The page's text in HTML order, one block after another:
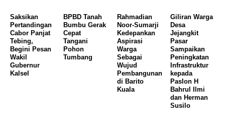
Saksikan
Pertandingan
Cabor Panjat
Tebing,
Begini Pesan
Wakil
Gubernur
Kalsel
BPBD Tanah
Bumbu Gerak
Cepat
Tangani
Pohon
Tumbang
Rahmadian
Noor-Sumarji
Kedepankan
Aspirasi
Warga
Sebagai
Wujud
Pembangunan
di Barito
Kuala
Giliran Warga
Desa
Jejangkit
Pasar
Sampaikan
Peningkatan
Infrastruktur
kepada
Paslon H
Bahrul Ilmi
dan Herman
Susilo